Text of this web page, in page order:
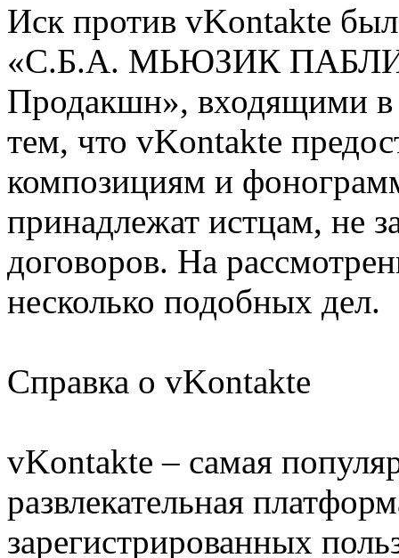
Иск против vKontakte
«С.Б.А. МЬЮЗИК
Продакшн», входящими в
тем, что vKontakte
композициям и
принадлежат истцам, не
договоров. На
несколько подобных дел.
Справка о vKontakte
vKontakte – самая
развлекательная
зарегистрированных